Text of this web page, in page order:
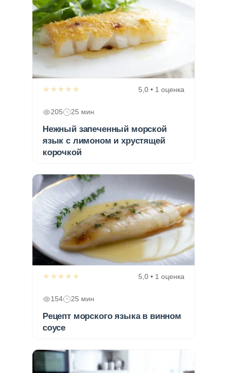
★★★★★ 5,0 • 1 оценка
205 25 мин
Нежный запеченный морской
язык с лимоном и хрустящей
корочкой
★★★★★ 5,0 • 1 оценка
154 25 мин
Рецепт морского языка в винном
соусе